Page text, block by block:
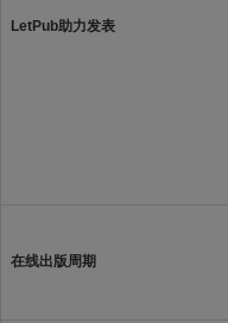
LetPub助力发表
在线出版周期